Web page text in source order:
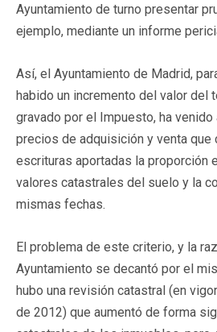
Ayuntamiento de turno presentar
ejemplo, mediante un informe
Así, el Ayuntamiento de Madrid,
habido un incremento del valor del
gravado por el Impuesto, ha
precios de adquisición y venta que
escrituras aportadas la proporción
valores catastrales del suelo y la
mismas fechas.
El problema de este criterio, y la
Ayuntamiento se decantó por el
hubo una revisión catastral (en
de 2012) que aumentó de forma